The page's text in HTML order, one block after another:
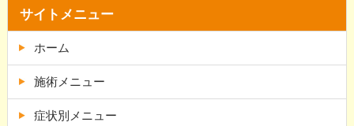
サイトメニュー
ホーム
施術メニュー
症状別メニュー